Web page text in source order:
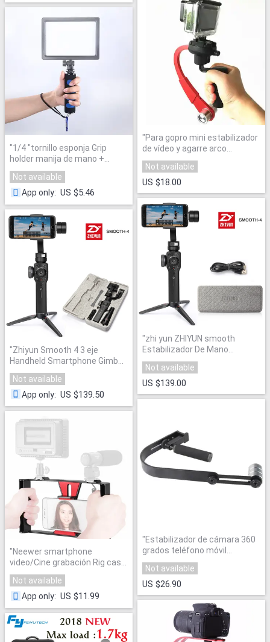
"1/4 "tornillo esponja Grip
holder manija de mano +
adaptador de montaje de
trípode para Digital GoPro Hero
2 3 3 + luz led para iphone
Not available
App only: US $5.46
"Zhiyun Smooth 4 3 eje
Handheld Smartphone Gimbal
estabilizador VS Zhiyun
Smooth Q modelo para iPhone
X 8 más 8 7 6 s Samsung S9
S8"
Not available
App only: US $139.50
"Neewer smartphone
video/Cine grabación Rig case,
handheld Grip estabilizador
para iPhone 7 más y otros
dentro 7 pulgadas de pantalla
Not available
App only: US $11.99
"Para gopro mini estabilizador
de vídeo y agarre arco
balancer para GoPro Hero 4/3
+/3/2 Sj4000"
Not available
US $18.00
"zhi yun ZHIYUN smooth
Estabilizador De Mano
Cámara Gimbal
Not available
US $139.00
"Estabilizador de cámara 360
grados teléfono móvil
steadycam estabilizador
aleación de aluminio para
gopro cámara DV steadicam
Not available
US $26.90